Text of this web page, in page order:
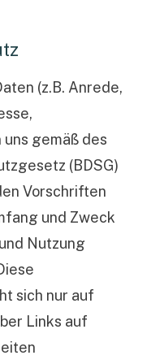
(z.B. Anrede,
gemäß des
(BDSG)
Vorschriften
und Zweck
Nutzung
sich nur auf
Links auf